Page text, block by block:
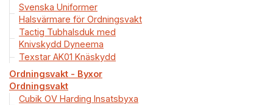
Svenska Uniformer
Halsvärmare för Ordningsvakt
Tactig Tubhalsduk med
Knivskydd Dyneema
Texstar AK01 Knäskydd
Ordningsvakt - Byxor
Ordningsvakt
Cubik OV Harding Insatsbyxa